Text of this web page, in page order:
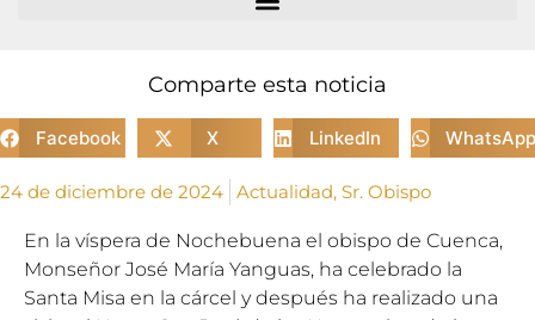
Comparte esta noticia
Facebook X LinkedIn WhatsApp
24 de diciembre de 2024 Actualidad, Sr. Obispo
En la víspera de Nochebuena el obispo de Cuenca,
Monseñor José María Yanguas, ha celebrado la
Santa Misa en la cárcel y después ha realizado una